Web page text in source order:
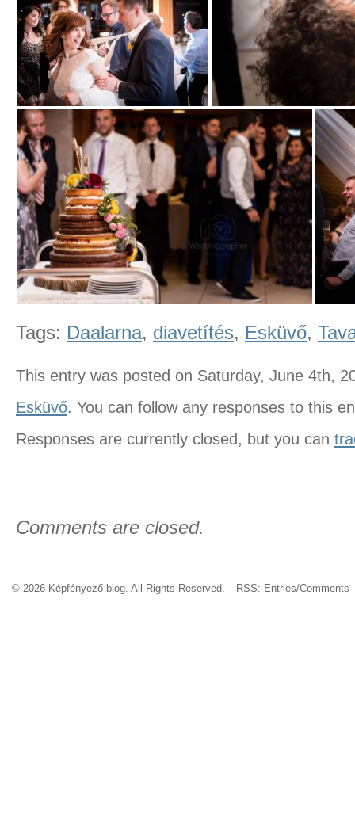
Tags: Daalarna, diavetítés, Esküvő,
This entry was posted on Saturday, June 4th,
Esküvő. You can follow any responses to this
Responses are currently closed, but you can
Comments are closed.
© 2026 Képfényező blog. All Rights Reserved. RSS: Entries/Comments